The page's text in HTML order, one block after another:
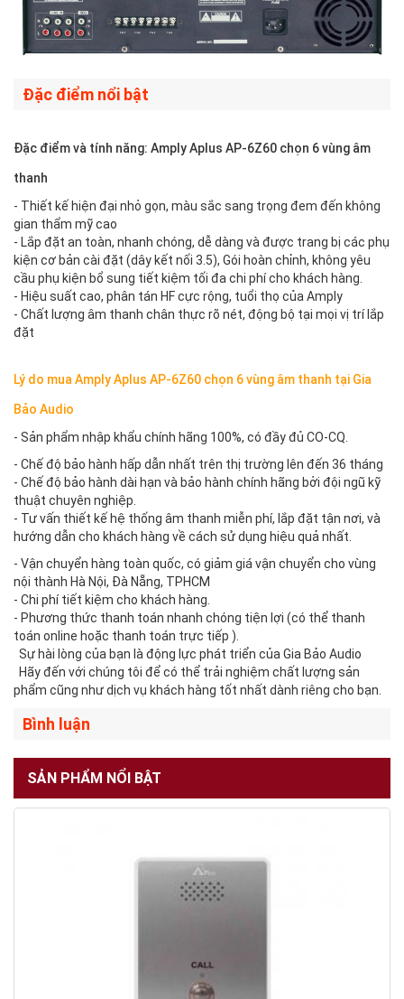
Đặc điểm nổi bật
Đặc điểm và tính năng: Amply Aplus AP-6Z60 chọn 6 vùng âm
thanh
- Thiết kế hiện đại nhỏ gọn, màu sắc sang trọng đem đến không
gian thẩm mỹ cao
- Lắp đặt an toàn, nhanh chóng, dễ dàng và được trang bị các phụ
kiện cơ bản cài đặt (dây kết nối 3.5), Gói hoàn chỉnh, không yêu
cầu phụ kiện bổ sung tiết kiệm tối đa chi phí cho khách hàng.
- Hiệu suất cao, phân tán HF cực rộng, tuổi thọ của Amply
- Chất lượng âm thanh chân thực rõ nét, động bộ tại mọi vị trí lắp
đặt
Lý do mua Amply Aplus AP-6Z60 chọn 6 vùng âm thanh tại Gia
Bảo Audio
- Sản phẩm nhập khẩu chính hãng 100%, có đầy đủ CO-CQ.
- Chế độ bảo hành hấp dẫn nhất trên thị trường lên đến 36 tháng
- Chế độ bảo hành dài hạn và bảo hành chính hãng bởi đội ngũ kỹ
thuật chuyên nghiệp.
- Tư vấn thiết kế hệ thống âm thanh miễn phí, lắp đặt tận nơi, và
hướng dẫn cho khách hàng về cách sử dụng hiệu quả nhất.
- Vận chuyển hàng toàn quốc, có giảm giá vận chuyển cho vùng
nội thành Hà Nội, Đà Nẵng, TPHCM
- Chi phí tiết kiệm cho khách hàng.
- Phương thức thanh toán nhanh chóng tiện lợi (có thể thanh
toán online hoặc thanh toán trực tiếp ).
Sự hài lòng của bạn là động lực phát triển của Gia Bảo Audio
Hãy đến với chúng tôi để có thể trải nghiệm chất lượng sản
phẩm cũng như dịch vụ khách hàng tốt nhất dành riêng cho bạn.
Bình luận
SẢN PHẨM NỔI BẬT